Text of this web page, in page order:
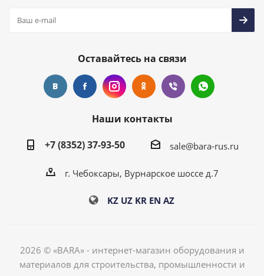
Оставайтесь на связи
Наши контакты
+7 (8352) 37-93-50
sale@bara-rus.ru
г. Чебоксары, Вурнарское шоссе д.7
KZ UZ KR EN AZ
2026 © «BARA» - интернет-магазин оборудования и
материалов для строительства, промышленности и